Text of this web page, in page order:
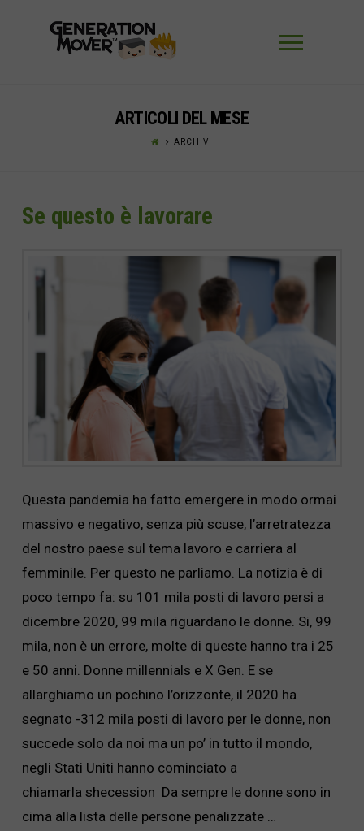
ARTICOLI DEL MESE
ARCHIVI
Se questo è lavorare
Questa pandemia ha fatto emergere in modo ormai
massivo e negativo, senza più scuse, l’arretratezza
del nostro paese sul tema lavoro e carriera al
femminile. Per questo ne parliamo. La notizia è di
poco tempo fa: su 101 mila posti di lavoro persi a
dicembre 2020, 99 mila riguardano le donne. Si, 99
mila, non è un errore, molte di queste hanno tra i 25
e 50 anni. Donne millennials e X Gen. E se
allarghiamo un pochino l’orizzonte, il 2020 ha
segnato -312 mila posti di lavoro per le donne, non
succede solo da noi ma un po’ in tutto il mondo,
negli Stati Uniti hanno cominciato a
chiamarla shecession Da sempre le donne sono in
cima alla lista delle persone penalizzate …